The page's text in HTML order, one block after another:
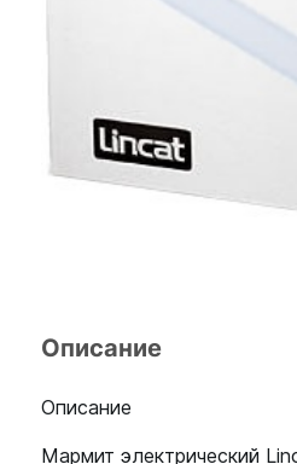
Описание
Описание
Мармит электрический